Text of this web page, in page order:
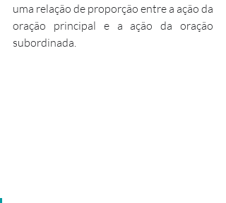
uma relação de proporção entre a ação da
oração principal e a ação da oração
subordinada.